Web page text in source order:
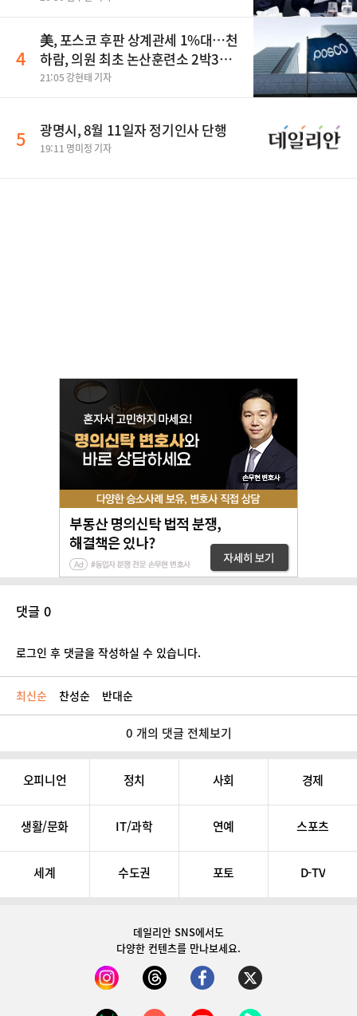
4
美, 포스코 후판 상계관세 1%대…천
하람, 의원 최초 논산훈련소 2박3일
'입소'
21:05 강현태 기자
5 광명시, 8월 11일자 정기인사 단행
19:11 명미정 기자
댓글 0
로그인 후 댓글을 작성하실 수 있습니다.
최신순 찬성순 반대순
0 개의 댓글 전체보기
오피니언 정치 사회 경제
생활/문화 IT/과학 연예 스포츠
세계 수도권 포토 D-TV
데일리안 SNS에서도
다양한 컨텐츠를 만나보세요.